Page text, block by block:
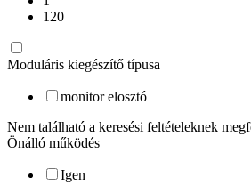
120
Moduláris kiegészítő típusa
monitor elosztó
Nem található a keresési feltételeknek
Önálló működés
Igen